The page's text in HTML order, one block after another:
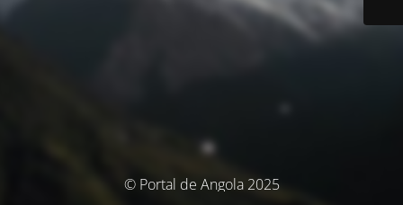
© Portal de Angola 2025